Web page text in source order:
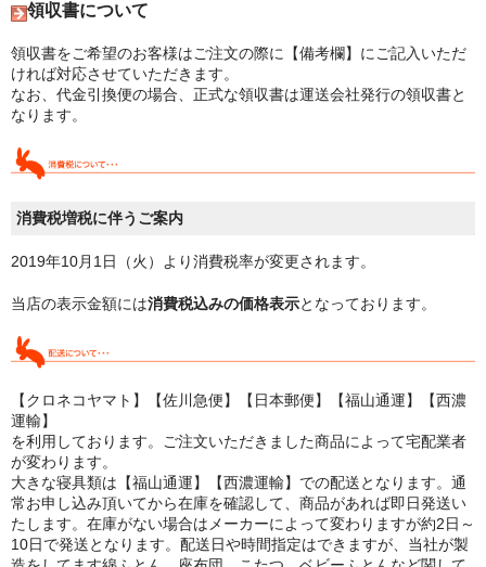
領収書について
領収書をご希望のお客様はご注文の際に【備考欄】にご記入いただ
ければ対応させていただきます。
なお、代金引換便の場合、正式な領収書は運送会社発行の領収書と
なります。
消費税増税に伴うご案内
2019年10月1日（火）より消費税率が変更されます。
当店の表示金額には消費税込みの価格表示となっております。
【クロネコヤマト】【佐川急便】【日本郵便】【福山通運】【西濃
運輸】
を利用しております。ご注文いただきました商品によって宅配業者
が変わります。
大きな寝具類は【福山通運】【西濃運輸】での配送となります。通
常お申し込み頂いてから在庫を確認して、商品があれば即日発送い
たします。在庫がない場合はメーカーによって変わりますが約2日～
10日で発送となります。配送日や時間指定はできますが、当社が製